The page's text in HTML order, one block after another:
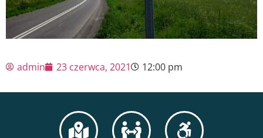
admin 23 czerwca, 2021 12:00 pm